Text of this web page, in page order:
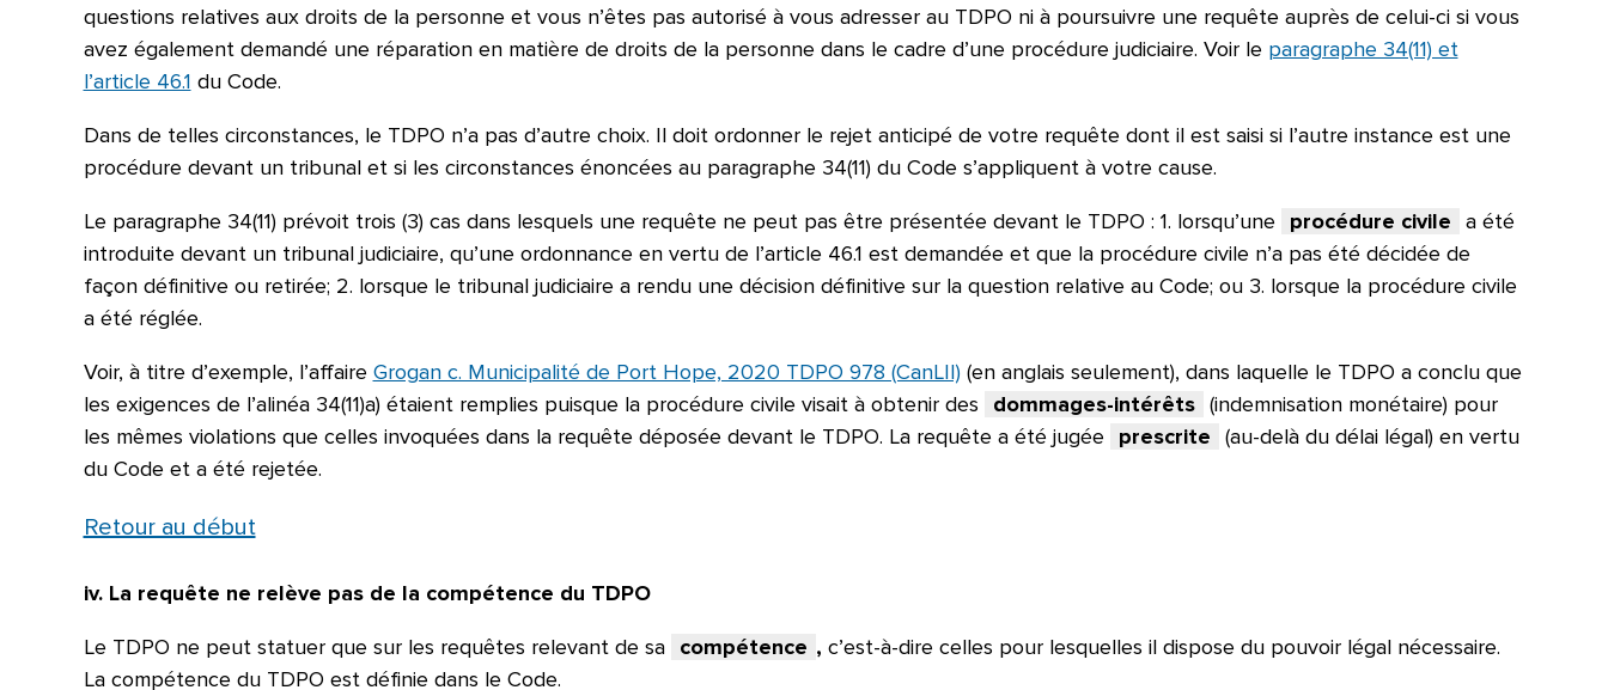
questions relatives aux droits de la personne et vous n’êtes pas autorisé à vous adresser au TDPO ni à poursuivre une requête auprès de celui-ci si vous
avez également demandé une réparation en matière de droits de la personne dans le cadre d’une procédure judiciaire. Voir le paragraphe 34(11) et
l’article 46.1 du Code.
Dans de telles circonstances, le TDPO n’a pas d’autre choix. Il doit ordonner le rejet anticipé de votre requête dont il est saisi si l’autre instance est une
procédure devant un tribunal et si les circonstances énoncées au paragraphe 34(11) du Code s’appliquent à votre cause.
Le paragraphe 34(11) prévoit trois (3) cas dans lesquels une requête ne peut pas être présentée devant le TDPO : 1. lorsqu’une procédure civile a été
introduite devant un tribunal judiciaire, qu’une ordonnance en vertu de l’article 46.1 est demandée et que la procédure civile n’a pas été décidée de
façon définitive ou retirée; 2. lorsque le tribunal judiciaire a rendu une décision définitive sur la question relative au Code; ou 3. lorsque la procédure civile
a été réglée.
Voir, à titre d’exemple, l’affaire Grogan c. Municipalité de Port Hope, 2020 TDPO 978 (CanLII)(en anglais seulement), dans laquelle le TDPO a conclu que
les exigences de l’alinéa 34(11)a) étaient remplies puisque la procédure civile visait à obtenir des
dommages-intérêts (indemnisation monétaire) pour
les mêmes violations que celles invoquées dans la requête déposée devant le TDPO. La requête a été jugée
prescrite (au-delà du délai légal) en vertu
du Code et a été rejetée.
Retour au début
iv. La requête ne relève pas de la compétence du TDPO
Le TDPO ne peut statuer que sur les requêtes relevant de sa compétence , c’est-à-dire celles pour lesquelles il dispose du pouvoir légal nécessaire.
La compétence du TDPO est définie dans le Code.